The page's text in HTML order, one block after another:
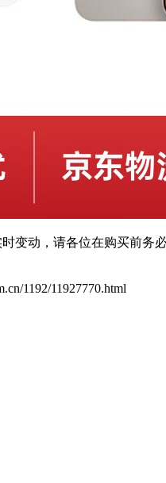
动，请各位在购买前务
1192/11927770.html